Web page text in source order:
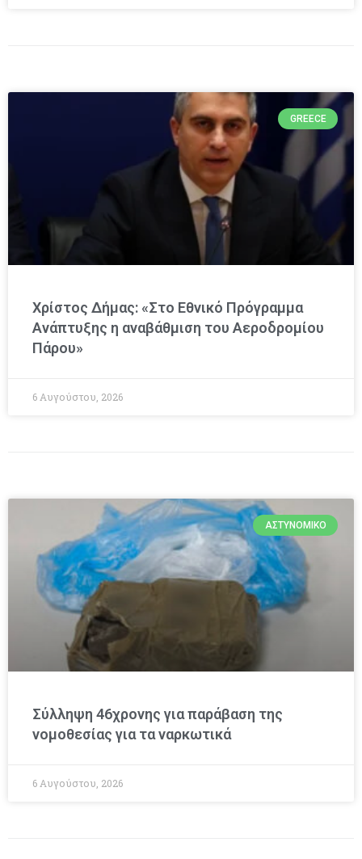
GREECE
Χρίστος Δήμας: «Στο Εθνικό Πρόγραμμα
Ανάπτυξης η αναβάθμιση του Αεροδρομίου
Πάρου»
6 Αυγούστου, 2026
ΑΣΤΥΝΟΜΙΚΌ
Σύλληψη 46χρονης για παράβαση της
νομοθεσίας για τα ναρκωτικά
6 Αυγούστου, 2026